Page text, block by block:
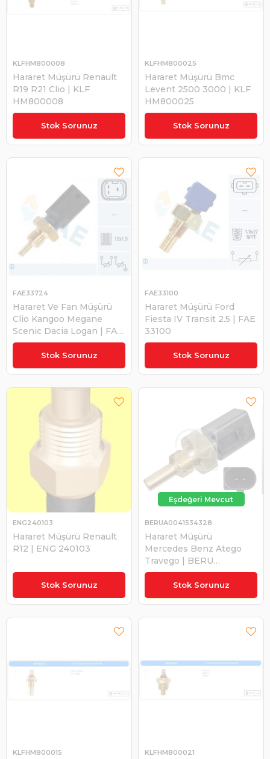
Stok Sorunuz
Hararet Müşürü Renault
R19 R21 Clio | KLF
HM800008
KLFHM800008
₺345,00 Stok Sorunuz
Hararet Müşürü Bmc
Levent 2500 3000 | KLF
HM800025
KLFHM800025
₺285,00
Stok Sorunuz
Hararet Ve Fan Müşürü
Clio Kangoo Megane
Scenic Dacia Logan | FAE
33724
FAE33724
₺497,30 Stok Sorunuz
Hararet Müşürü Ford
Fiesta IV Transit 2.5 | FAE
33100
FAE33100
₺331,20
Stok Sorunuz
Hararet Müşürü Renault
R12 | ENG 240103
ENG240103
₺380,00 Stok Sorunuz
Hararet Müşürü
Mercedes Benz Atego
Travego | BERU
A0041534328
BERUA0041534328
KLFHM800015 KLFHM800021